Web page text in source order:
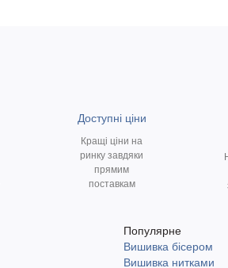
Доступні ціни
Кращі ціни на
ринку завдяки
прямим
поставкам
Популярне
Вишивка бісером
Вишивка нитками